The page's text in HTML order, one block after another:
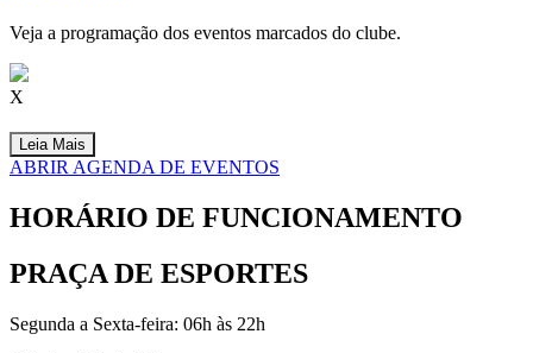
Veja a programação dos eventos marcados do clube.
X
Leia Mais
ABRIR AGENDA DE EVENTOS
HORÁRIO DE FUNCIONAMENTO
PRAÇA DE ESPORTES
Segunda a Sexta-feira: 06h às 22h